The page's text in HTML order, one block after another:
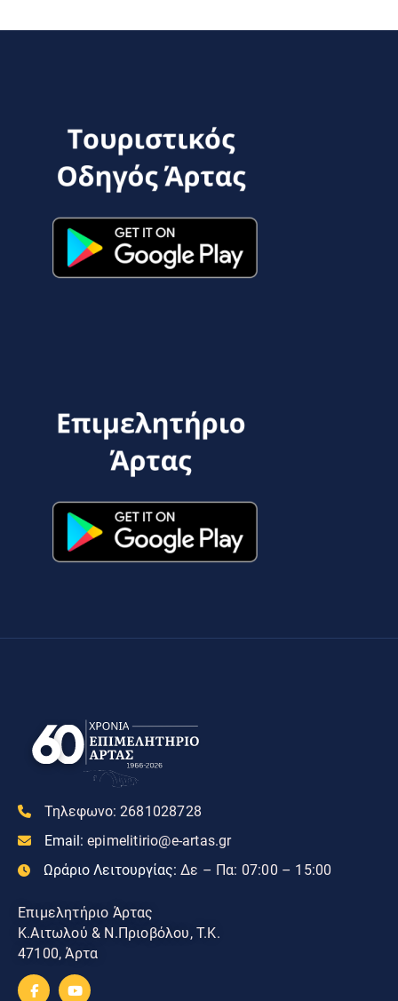
Τηλεφωνο: 2681028728
Email: epimelitirio@e-artas.gr
Ωράριο Λειτουργίας: Δε – Πα: 07:00 – 15:00
Επιμελητήριο Άρτας
Κ.Αιτωλού & Ν.Πριοβόλου, Τ.Κ.
47100, Άρτα